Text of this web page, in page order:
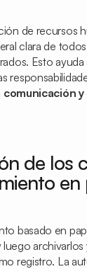
de recursos
clara de
Esto
comunicación
de los
en
basado en
archivarlos
registro. La